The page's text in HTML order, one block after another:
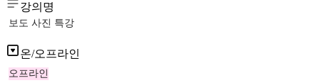
강의명
보도 사진 특강
온/오프라인
오프라인